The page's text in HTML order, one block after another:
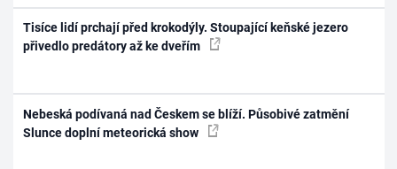
Tisíce lidí prchají před krokodýly. Stoupající keňské jezero
přivedlo predátory až ke dveřím
Nebeská podívaná nad Českem se blíží. Působivé zatmění
Slunce doplní meteorická show